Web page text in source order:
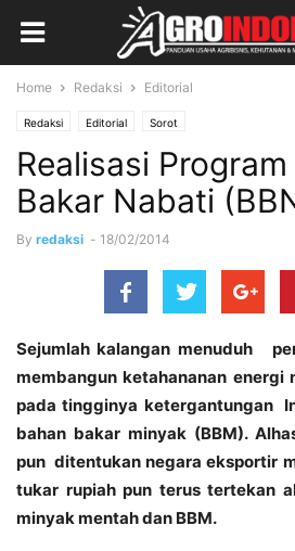
Home Redaksi Editorial
Redaksi Editorial Sorot
Realisasi
Bakar Nabati
By redaksi - 18/02/2014
Sejumlah kalangan menuduh
membangun ketahananan energi
pada tingginya ketergantungan
bahan bakar minyak (BBM).
pun ditentukan negara eksportir
tukar rupiah pun terus tertekan
minyak mentah dan BBM.